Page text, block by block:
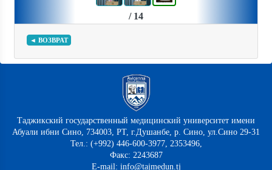
/ 14
◄ ВОЗВРАТ
Таджикский государственный медицинский университет имени
Абуали ибни Сино, 734003, РТ, г.Душанбе, р. Сино, ул.Сино 29-31
Тел.: (+992) 446-600-3977, 2353496,
Факс: 2243687
E-mail: info@tajmedun.tj